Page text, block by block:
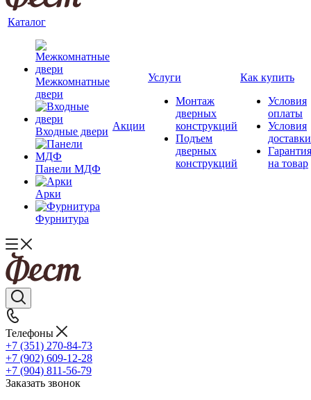
Каталог
Межкомнатные
двери
Входные двери
Панели МДФ
Арки
Фурнитура
Акции
Услуги
Монтаж
дверных
конструкций
Подъем
дверных
конструкций
Как купить
Условия
оплаты
Условия
доставки
Гарантия
на товар
Телефоны
+7 (351) 270-84-73
+7 (902) 609-12-28
+7 (904) 811-56-79
Заказать звонок